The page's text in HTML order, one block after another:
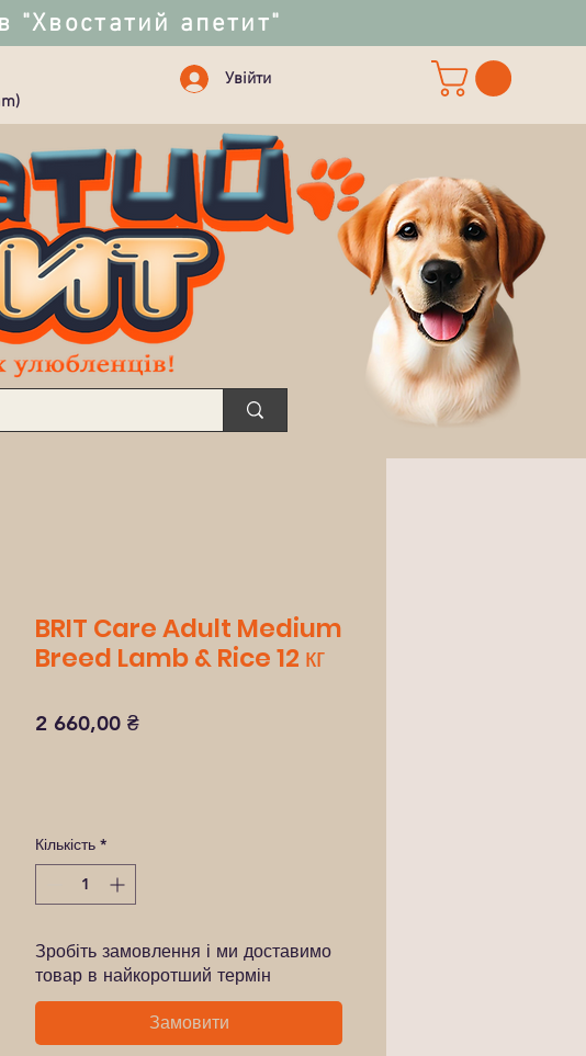
"Хвостатий апетит"
Увійти
BRIT Care Adult Medium
Breed Lamb & Rice 12 кг
2 660,00 ₴Ціна
Кількість *
Зробіть замовлення і ми доставимо
товар в найкоротший термін
Замовити